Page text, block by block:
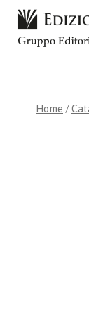
Salta
contenuto
Home /